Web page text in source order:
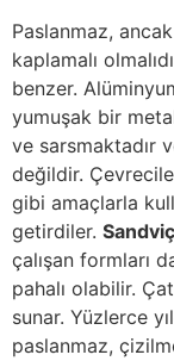
Paslanmaz,
kaplamalı
benzer.
yumuşak bir
ve sarsmaktadır
değildir.
gibi amaçlarla
getirdiler.
çalışan formları
pahalı olabilir.
sunar. Yüzlerce
paslanmaz,